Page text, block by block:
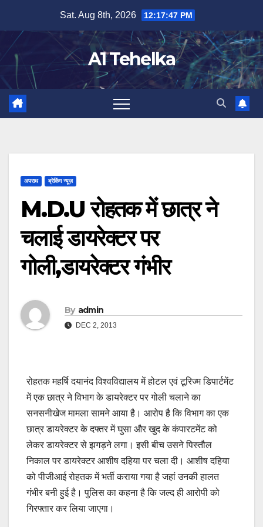
content
Sat. Aug 8th, 2026 12:17:48 PM
A1 Tehelka
अपराध ब्रेकिंग न्यूज़
M.D.U रोहतक में छात्र ने
चलाई डायरेक्टर पर
गोली,डायरेक्टर गंभीर
By admin
DEC 2, 2013
रोहतक महर्षि दयानंद विश्वविद्यालय में होटल एवं टूरिज्म डिपार्टमेंट
में एक छात्र ने विभाग के डायरेक्टर पर गोली चलाने का
सनसनीखेज मामला सामने आया है। आरोप है कि विभाग का एक
छात्र डायरेक्टर के दफ्तर में घुसा और खुद के कंपारटमेंट को
लेकर डायरेक्टर से झगड़ने लगा। इसी बीच उसने पिस्तौल
निकाल पर डायरेक्टर आशीष दहिया पर चला दी। आशीष दहिया
को पीजीआई रोहतक में भर्ती कराया गया है जहां उनकी हालत
गंभीर बनी हुई है। पुलिस का कहना है कि जल्द ही आरोपी को
गिरफ्तार कर लिया जाएगा।